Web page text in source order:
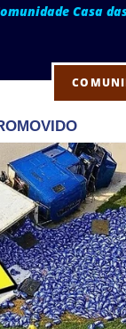
Casa